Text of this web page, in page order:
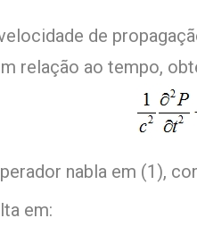
de
relação ao tempo,
nabla em (1),
em: